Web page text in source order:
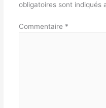
obligatoires sont indiqués
Commentaire *